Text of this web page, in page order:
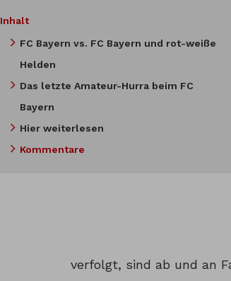
Inhalt
FC Bayern vs. FC Bayern und rot-weiße
Helden
Das letzte Amateur-Hurra beim FC
Bayern
Hier weiterlesen
Kommentare
verfolgt, sind ab und an